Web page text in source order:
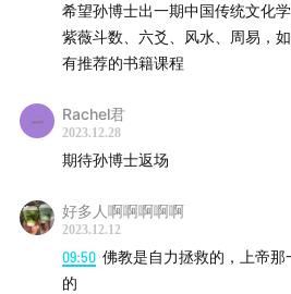
白一喵，即刻/公众号@白一喵
【关于空无一物】
记得添加米索微信：misso1305（
往期文稿合集：「空无一物」播客
希望孙博士出一期中国传统文化
紫薇斗数、六爻、风水、周易，
有推荐的书籍课程
Rachel君
2023.12.28
期待孙博士返场
好多人啊啊啊啊啊
2023.12.12
09:50 佛教是自力拯救的，上帝
的